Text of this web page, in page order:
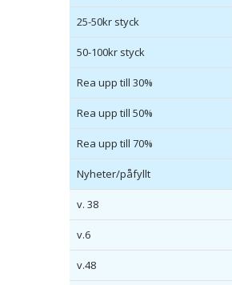
25-50kr styck
50-100kr styck
Rea upp till 30%
Rea upp till 50%
Rea upp till 70%
Nyheter/påfyllt
v. 38
v.6
v.48